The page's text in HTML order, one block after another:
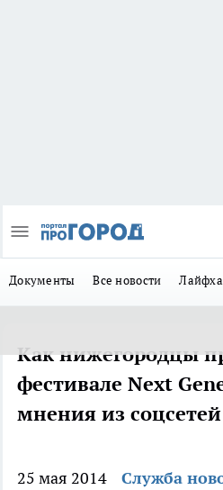
Документы Все новости
Как нижегородцы
фестивале Next
мнения из соцсетей
25 мая 2014
Служба